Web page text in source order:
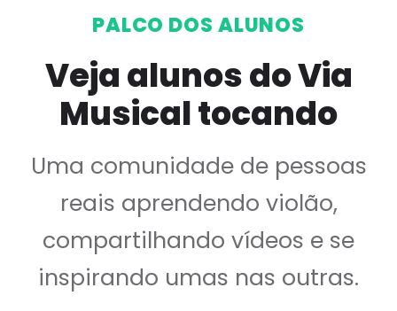
PALCO DOS ALUNOS
Veja alunos do Via
Musical tocando
Uma comunidade de pessoas
reais aprendendo violão,
compartilhando vídeos e se
inspirando umas nas outras.